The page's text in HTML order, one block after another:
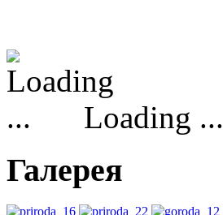
Loading ...
Галерея